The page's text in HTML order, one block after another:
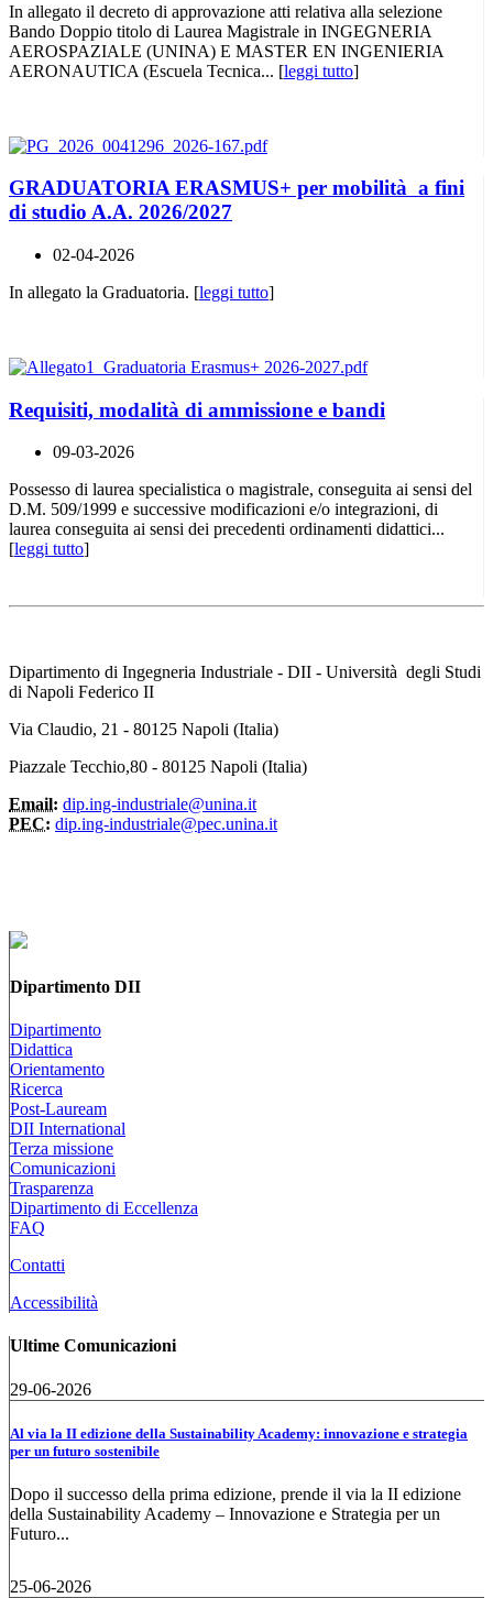
In allegato il decreto di approvazione atti relativa alla selezione
Bando Doppio titolo di Laurea Magistrale in INGEGNERIA
AEROSPAZIALE (UNINA) E MASTER EN INGENIERIA
AERONAUTICA (Escuela Tecnica... [leggi tutto]
GRADUATORIA ERASMUS+ per mobilità a fini
di studio A.A. 2026/2027
02-04-2026
In allegato la Graduatoria. [leggi tutto]
Requisiti, modalità di ammissione e bandi
09-03-2026
Possesso di laurea specialistica o magistrale, conseguita ai sensi del
D.M. 509/1999 e successive modificazioni e/o integrazioni, di
laurea conseguita ai sensi dei precedenti ordinamenti didattici...
[leggi tutto]
Dipartimento di Ingegneria Industriale - DII - Università degli Studi
di Napoli Federico II
Via Claudio, 21 - 80125 Napoli (Italia)
Piazzale Tecchio,80 - 80125 Napoli (Italia)
Email: dip.ing-industriale@unina.it
PEC: dip.ing-industriale@pec.unina.it
Dipartimento DII
Dipartimento
Didattica
Orientamento
Ricerca
Post-Lauream
DII International
Terza missione
Comunicazioni
Trasparenza
Dipartimento di Eccellenza
FAQ
Contatti
Accessibilità
Ultime Comunicazioni
29-06-2026
Al via la II edizione della Sustainability Academy: innovazione e strategia
per un futuro sostenibile
Dopo il successo della prima edizione, prende il via la II edizione
della Sustainability Academy – Innovazione e Strategia per un
Futuro...
25-06-2026